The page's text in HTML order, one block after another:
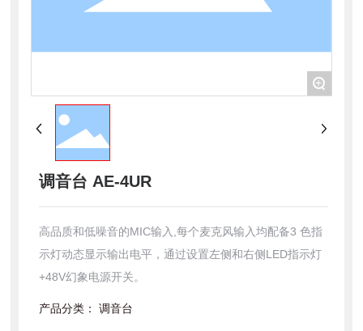
+
调音台 AE-4UR
高品质和低噪音的MIC输入,每个麦克风输入均配备3 色指
示灯动态显示输出电平，通过设置左侧和右侧LED指示灯
产品分类： 调音台